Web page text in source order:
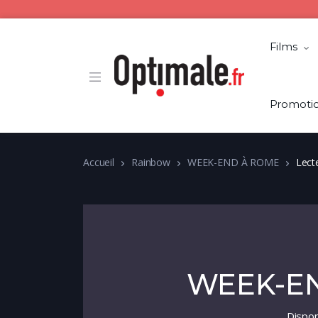
Films
Accueil Rainbow WEEK-END À ROME
WEEK-